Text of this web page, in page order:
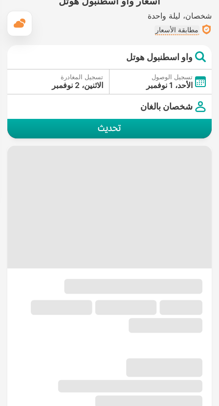
شخصان ليلة واحدة
مطابقة الأسعار
واو اسطنبول هوتل
تسجيل الوصول
الأحد، 1 نوفمبر
تسجيل المغادرة
الاثنين، 2 نوفمبر
شخصان بالغان
تحديث